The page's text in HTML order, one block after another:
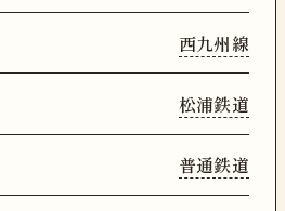
西九州線
松浦鉄道
普通鉄道